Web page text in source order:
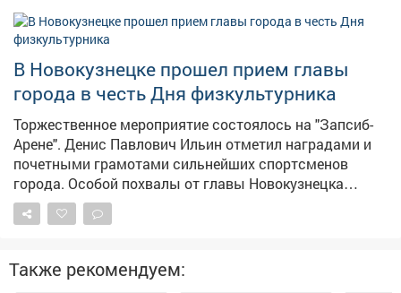
В Новокузнецке прошел прием главы
города в честь Дня физкультурника
Торжественное мероприятие состоялось на "Запсиб-
Арене". Денис Павлович Ильин отметил наградами и
почетными грамотами сильнейших спортсменов
города. Особой похвалы от главы Новокузнецка
удостоились атлеты, проявившие себя в этом году:
рекордсменка страны в беге на 400 метров (ПОДА)
спортивной борьбе Карина Музалевская, победитель
чемпионата Европы по панкратиону Иван
Также рекомендуем: